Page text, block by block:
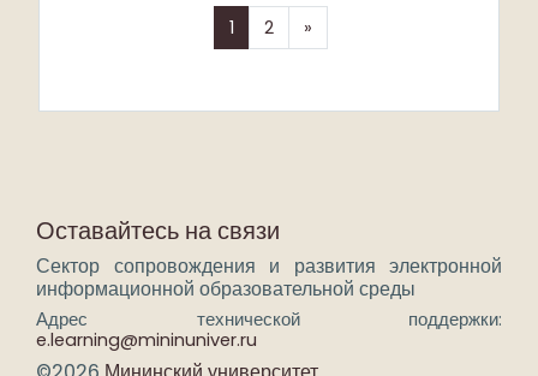
1 (текущая)
2 »
Оставайтесь на связи
Сектор сопровождения и развития электронной
информационной образовательной среды
Адрес технической поддержки:
e.learning@mininuniver.ru